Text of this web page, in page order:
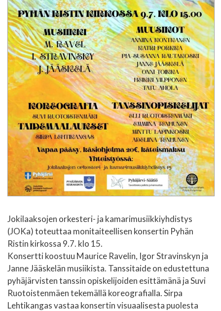
Jokilaaksojen orkesteri- ja kamarimusiikkiyhdistys
(JOKa) toteuttaa monitaiteellisen konsertin Pyhän
Ristin kirkossa 9.7. klo 15.
Konsertti koostuu Maurice Ravelin, Igor Stravinskyn ja
Janne Jääskelän musiikista. Tanssitaide on edustettuna
pyhäjärvisten tanssin opiskelijoiden esittämänä ja Suvi
Ruotoistenmäen tekemällä koreografialla. Sirpa
Lehtikangas vastaa konsertin visuaalisesta puolesta